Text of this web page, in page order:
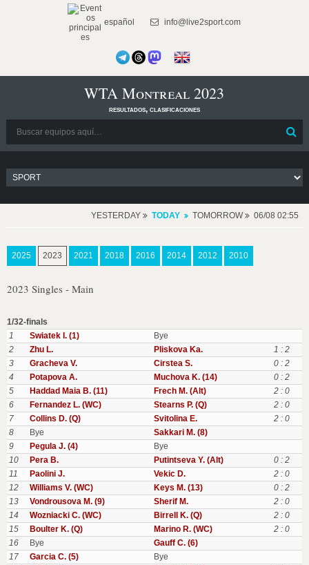
español info@live2sport.com
WTA Montreal 2023
resultados, clasificaciones
YESTERDAY TODAY TOMORROW 06/08 02:55
2025 2023 2021 2018 2016 2014 2012 2010
2023 Singles - Main
1/32-finals
1
Swiatek I. (1)
Bye
2
Zhu L. Pliskova Ka.
1 : 2
3
Gracheva V. Cirstea S.
0 : 2
4
Potapova A. Muchova K. (14)
0 : 2
5
Haddad Maia B. (11) Frech M. (Alt)
2 : 0
6
Fernandez L. (WC) Stearns P. (Q)
2 : 0
7
Collins D. (Q) Svitolina E.
2 : 0
8
Bye
Sakkari M. (8)
9
Pegula J. (4)
Bye
10
Pera B. Putintseva Y. (Alt)
0 : 2
11
Paolini J. Vekic D.
2 : 0
12
Williams V. (WC) Keys M. (13)
0 : 2
13
Vondrousova M. (9) Sherif M.
2 : 0
14
Wozniacki C. (WC) Birrell K. (Q)
2 : 0
15
Boulter K. (Q) Marino R. (WC)
2 : 0
16
Bye
Gauff C. (6)
17
Garcia C. (5)
Bye